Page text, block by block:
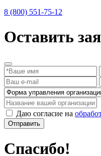
8 (800) 551-75-12
Оставить
Даю согласие на
Отправить
Спасибо!